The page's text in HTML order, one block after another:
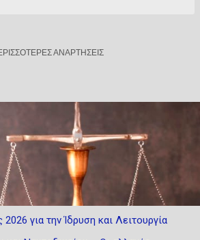
ΑΝΑΡΤΉΣΕΙΣ
για την Ίδρυση και Λειτουργία